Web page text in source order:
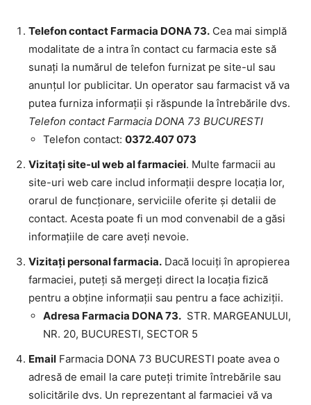
Telefon contact Farmacia DONA 73. Cea mai simplă
modalitate de a intra în contact cu farmacia este să
sunați la numărul de telefon furnizat pe site-ul sau
anunțul lor publicitar. Un operator sau farmacist vă va
putea furniza informații și răspunde la întrebările dvs.
Telefon contact Farmacia DONA 73 BUCURESTI
Telefon contact: 0372.407 073
Vizitați site-ul web al farmaciei. Multe farmacii au
site-uri web care includ informații despre locația lor,
orarul de funcționare, serviciile oferite și detalii de
contact. Acesta poate fi un mod convenabil de a găsi
informațiile de care aveți nevoie.
Vizitați personal farmacia. Dacă locuiți în apropierea
farmaciei, puteți să mergeți direct la locația fizică
pentru a obține informații sau pentru a face achiziții.
Adresa Farmacia DONA 73. STR. MARGEANULUI,
NR. 20, BUCURESTI, SECTOR 5
Email Farmacia DONA 73 BUCURESTI poate avea o
adresă de email la care puteți trimite întrebările sau
solicitările dvs. Un reprezentant al farmaciei vă va